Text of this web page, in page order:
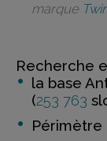
marque
Recherche
la base
(253 763
Périmètre